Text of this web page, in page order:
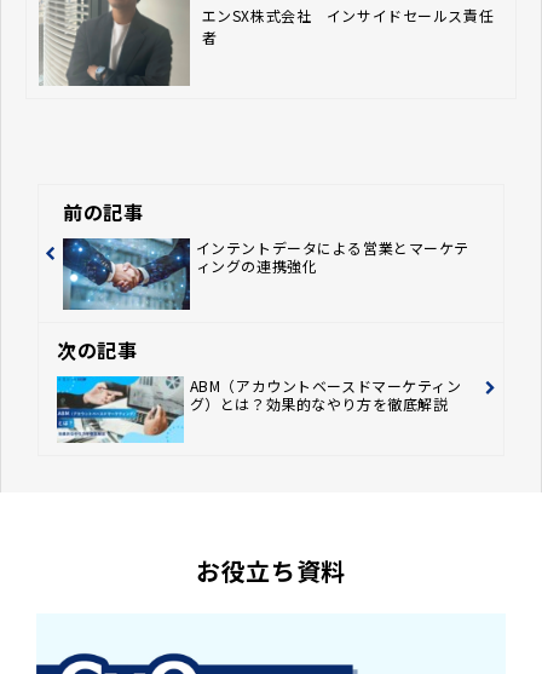
エンSX株式会社　インサイドセールス責任
者
前の記事
インテントデータによる営業とマーケテ
ィングの連携強化
次の記事
ABM（アカウントベースドマーケティン
グ）とは？効果的なやり方を徹底解説
お役立ち資料